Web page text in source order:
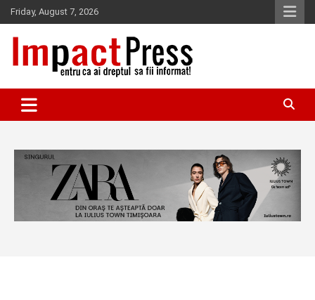
Skip
to
content
Friday, August 7, 2026
IMPACTPRESS